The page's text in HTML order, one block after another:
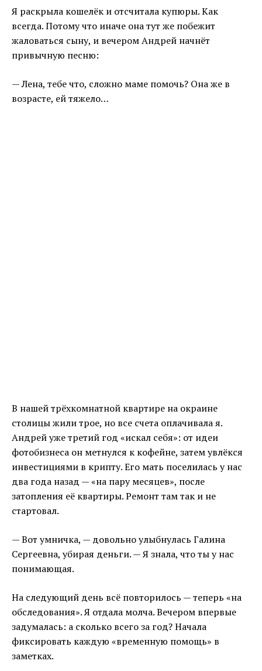
Я раскрыла кошелёк и отсчитала купюры. Как
всегда. Потому что иначе она тут же побежит
жаловаться сыну, и вечером Андрей начнёт
привычную песню:
— Лена, тебе что, сложно маме помочь? Она же в
возрасте, ей тяжело…
В нашей трёхкомнатной квартире на окраине
столицы жили трое, но все счета оплачивала я.
Андрей уже третий год «искал себя»: от идеи
фотобизнеса он метнулся к кофейне, затем увлёкся
инвестициями в крипту. Его мать поселилась у нас
два года назад — «на пару месяцев», после
затопления её квартиры. Ремонт там так и не
стартовал.
— Вот умничка, — довольно улыбнулась Галина
Сергеевна, убирая деньги. — Я знала, что ты у нас
понимающая.
На следующий день всё повторилось — теперь «на
обследования». Я отдала молча. Вечером впервые
задумалась: а сколько всего за год? Начала
фиксировать каждую «временную помощь» в
заметках.